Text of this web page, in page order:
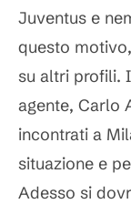
Juventus e
questo motivo,
su altri profili.
agente, Carlo
incontrati a
situazione e
Adesso si